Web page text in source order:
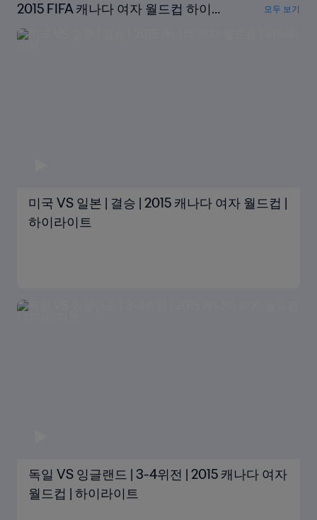
2015 FIFA 캐나다 여자 월드컵 하이라
이트
모두 보기
미국 VS 일본 | 결승 | 2015 캐나다 여자 월드컵 |
하이라이트
독일 VS 잉글랜드 | 3-4위전 | 2015 캐나다 여자
월드컵 | 하이라이트